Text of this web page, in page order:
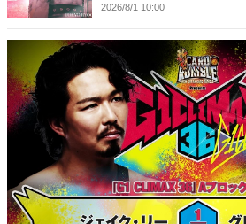
2026/8/1 10:00